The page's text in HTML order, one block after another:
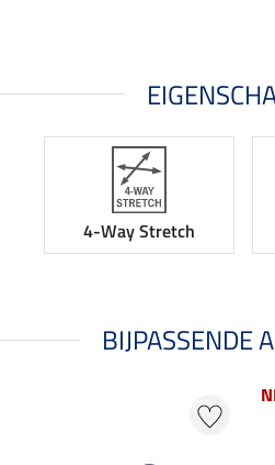
4-Way Stretch
BIJPASSENDE